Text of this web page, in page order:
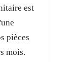
est
pièces
mois.